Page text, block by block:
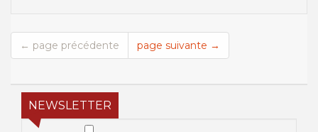
← page précédente page suivante →
NEWSLETTER